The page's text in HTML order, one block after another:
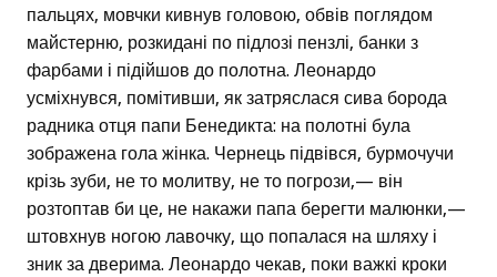
пальцях, мовчки кивнув головою, обвів поглядом
майстерню, розкидані по підлозі пензлі, банки з
фарбами і підійшов до полотна. Леонардо
усміхнувся, помітивши, як затряслася сива борода
радника отця папи Бенедикта: на полотні була
зображена гола жінка. Чернець підвівся, бурмочучи
крізь зуби, не то молитву, не то погрози,— він
розтоптав би це, не накажи папа берегти малюнки,—
штовхнув ногою лавочку, що попалася на шляху і
зник за дверима. Леонардо чекав, поки важкі кроки